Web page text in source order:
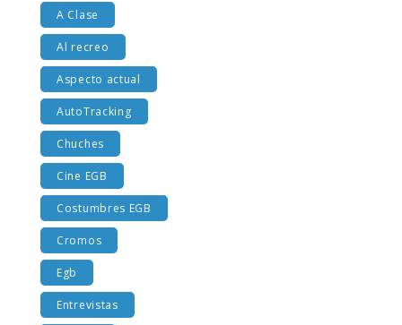
A Clase
Al recreo
Aspecto actual
AutoTracking
Chuches
Cine EGB
Costumbres EGB
Cromos
Egb
Entrevistas